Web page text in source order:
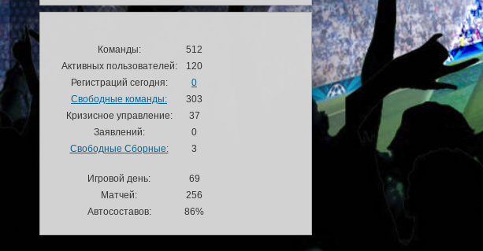
Команды:
512
Активных пользователей:
120
Регистраций сегодня:
0
Свободные команды:
303
Кризисное управление:
37
Заявлений:
0
Свободные Сборные:
3
Игровой день:
69
Матчей:
256
Автосоставов:
86%